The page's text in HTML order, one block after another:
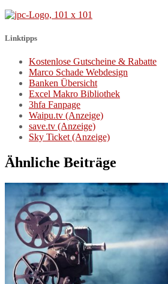
Linktipps
Kostenlose Gutscheine & Rabatte
Marco Schade Webdesign
Banken Übersicht
Excel Makro Bibliothek
3hfa Fanpage
Waipu.tv (Anzeige)
save.tv (Anzeige)
Sky Ticket (Anzeige)
Ähnliche Beiträge